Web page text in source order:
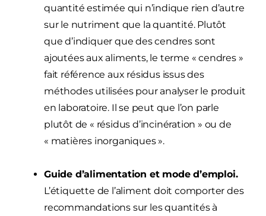
quantité estimée qui n’indique rien d’autre
sur le nutriment que la quantité. Plutôt
que d’indiquer que des cendres sont
ajoutées aux aliments, le terme « cendres »
fait référence aux résidus issus des
méthodes utilisées pour analyser le produit
en laboratoire. Il se peut que l’on parle
plutôt de « résidus d’incinération » ou de
« matières inorganiques ».
Guide d’alimentation et mode d’emploi.
L’étiquette de l’aliment doit comporter des
recommandations sur les quantités à